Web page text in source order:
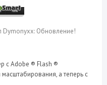
Dymonyxx: Обновление!
с Adobe ® Flash ®
а теперь с